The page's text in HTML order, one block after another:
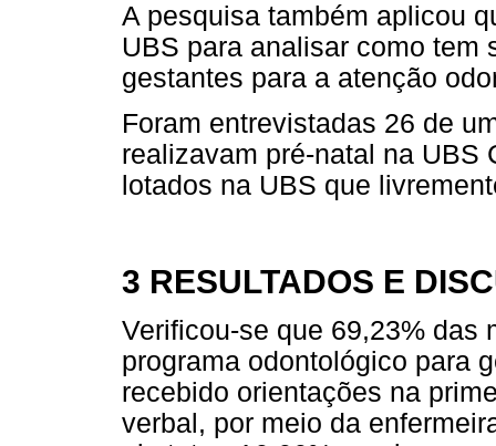
A pesquisa também aplicou
UBS para analisar como tem
gestantes para a atenção
Foram entrevistadas 26 de
realizavam pré-natal na UBS
lotados na UBS que
3 RESULTADOS E
Verificou-se que 69,23% das
programa odontológico para
recebido orientações na
verbal, por meio da